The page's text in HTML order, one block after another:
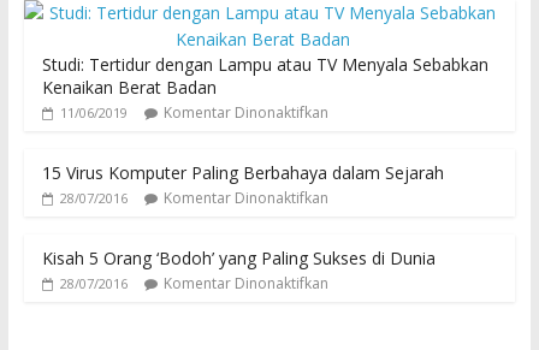
Studi: Tertidur dengan Lampu atau TV Menyala Sebabkan
Kenaikan Berat Badan
11/06/2019 Komentar Dinonaktifkan
15 Virus Komputer Paling Berbahaya dalam Sejarah
28/07/2016 Komentar Dinonaktifkan
Kisah 5 Orang ‘Bodoh’ yang Paling Sukses di Dunia
28/07/2016 Komentar Dinonaktifkan